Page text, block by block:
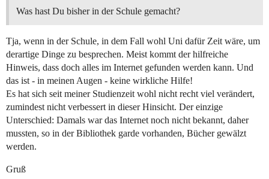
Was hast Du bisher in der Schule gemacht?
Tja, wenn in der Schule, in dem Fall wohl Uni dafür Zeit wäre, um
derartige Dinge zu besprechen. Meist kommt der hilfreiche
Hinweis, dass doch alles im Internet gefunden werden kann. Und
das ist - in meinen Augen - keine wirkliche Hilfe!
Es hat sich seit meiner Studienzeit wohl nicht recht viel verändert,
zumindest nicht verbessert in dieser Hinsicht. Der einzige
Unterschied: Damals war das Internet noch nicht bekannt, daher
mussten, so in der Bibliothek garde vorhanden, Bücher gewälzt
werden.
Gruß